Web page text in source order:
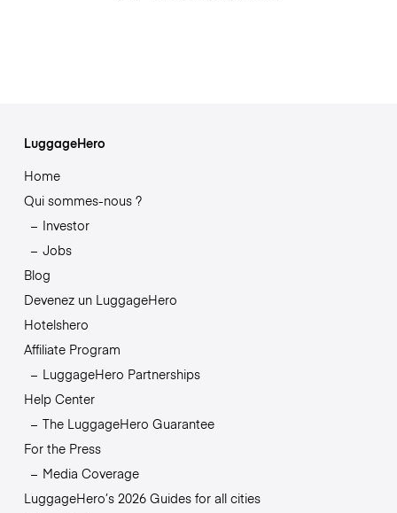
LuggageHero
Home
Qui sommes-nous ?
Investor
Jobs
Blog
Devenez un LuggageHero
Hotelshero
Affiliate Program
LuggageHero Partnerships
Help Center
The LuggageHero Guarantee
For the Press
Media Coverage
LuggageHero’s 2026 Guides for all cities